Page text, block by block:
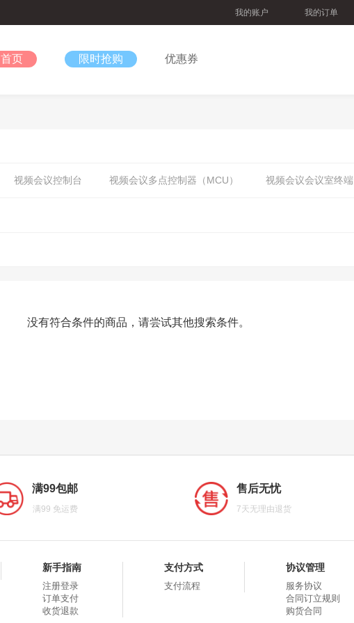
我的账户 我的订单
首页 限时抢购 优惠券
视频会议控制台 视频会议多点控制器（MCU） 视频会议会议室终端
没有符合条件的商品，请尝试其他搜索条件。
满99包邮
满99 免运费
售后无忧
7天无理由退货
新手指南
注册登录
订单支付
收货退款
支付方式
支付流程
协议管理
服务协议
合同订立规则
购货合同